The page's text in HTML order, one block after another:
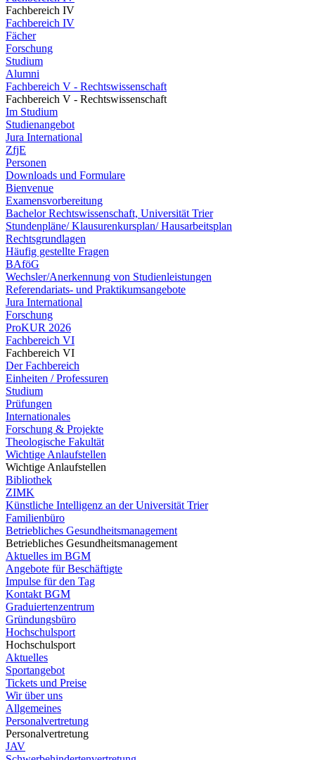
Fachbereich IV
Fachbereich IV
Fächer
Forschung
Studium
Alumni
Fachbereich V - Rechtswissenschaft
Fachbereich V - Rechtswissenschaft
Im Studium
Studienangebot
Jura International
ZfjE
Personen
Downloads und Formulare
Bienvenue
Examensvorbereitung
Bachelor Rechtswissenschaft, Universität Trier
Stundenpläne/ Klausurenkursplan/ Hausarbeitsplan
Rechtsgrundlagen
Häufig gestellte Fragen
BAföG
Wechsler/Anerkennung von Studienleistungen
Referendariats- und Praktikumsangebote
Jura International
Forschung
ProKUR 2026
Fachbereich VI
Fachbereich VI
Der Fachbereich
Einheiten / Professuren
Studium
Prüfungen
Internationales
Forschung & Projekte
Theologische Fakultät
Wichtige Anlaufstellen
Wichtige Anlaufstellen
Bibliothek
ZIMK
Künstliche Intelligenz an der Universität Trier
Familienbüro
Betriebliches Gesundheitsmanagement
Betriebliches Gesundheitsmanagement
Aktuelles im BGM
Angebote für Beschäftigte
Impulse für den Tag
Kontakt BGM
Graduiertenzentrum
Gründungsbüro
Hochschulsport
Hochschulsport
Aktuelles
Sportangebot
Tickets und Preise
Wir über uns
Allgemeines
Personalvertretung
Personalvertretung
JAV